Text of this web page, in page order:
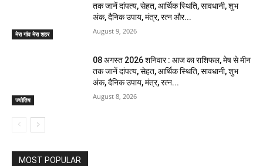
मेरा गांव मेरा शहर
तक जानें दांपत्य, सेहत, आर्थिक स्थिति, सावधानी, शुभ
अंक, दैनिक उपाय, मंत्र, रत्न और...
August 9, 2026
ज्योतिष
08 अगस्त 2026 शनिवार : आज का राशिफल, मेष से मीन
तक जानें दांपत्य, सेहत, आर्थिक स्थिति, सावधानी, शुभ
अंक, दैनिक उपाय, मंत्र, रत्न...
August 8, 2026
MOST POPULAR